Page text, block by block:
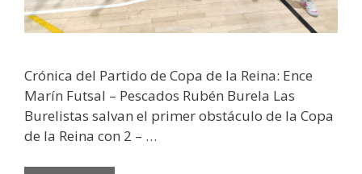
Crónica del Partido de Copa de la Reina: Ence
Marín Futsal – Pescados Rubén Burela Las
Burelistas salvan el primer obstáculo de la Copa
de la Reina con 2 – …